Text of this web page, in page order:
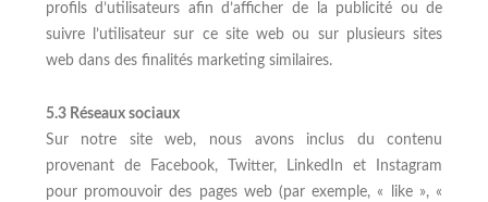
profils d’utilisateurs afin d’afficher de la publicité ou de
suivre l’utilisateur sur ce site web ou sur plusieurs sites
web dans des finalités marketing similaires.
5.3 Réseaux sociaux
Sur notre site web, nous avons inclus du contenu
provenant de Facebook, Twitter, LinkedIn et Instagram
pour promouvoir des pages web (par exemple, « like », «